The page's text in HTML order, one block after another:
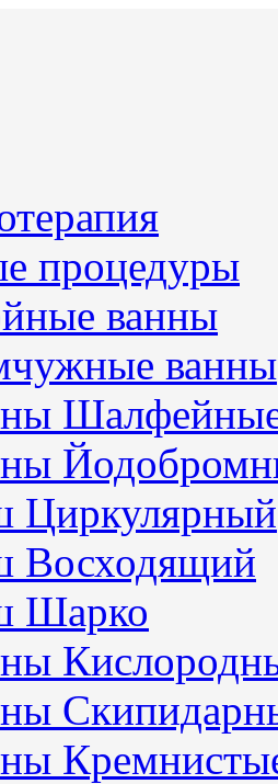
процедуры
ванны
ванны
Циркулярный
Восходящий
Шарко